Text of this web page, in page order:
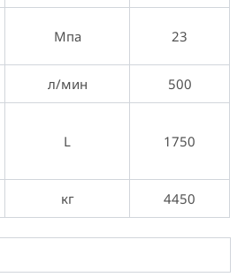
Мпа 23
л/мин 500
L 1750
кг 4450